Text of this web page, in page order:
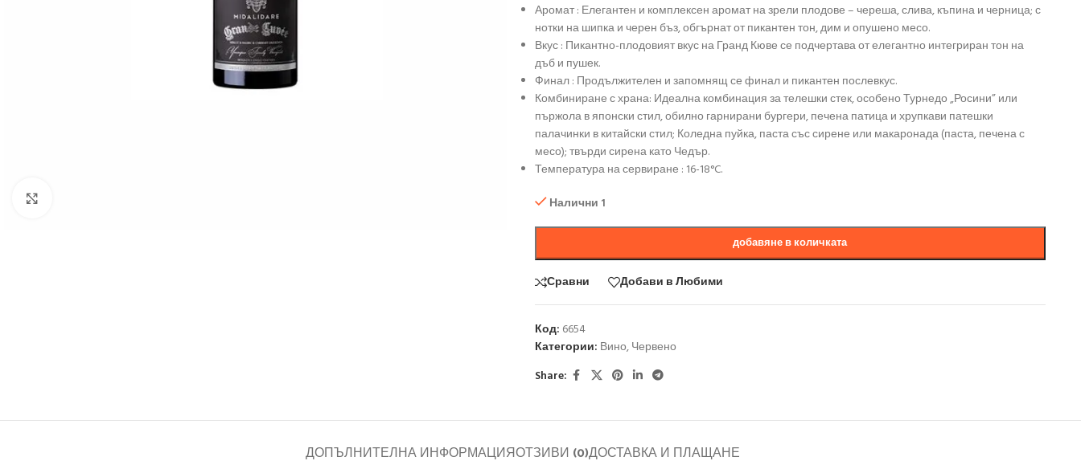
Аромат : Елегантен и комплексен аромат на зрели плодове – череша, слива, къпина и черница; с
нотки на шипка и черен бъз, обгърнат от пикантен тон, дим и опушено месо.
Вкус : Пикантно-плодовият вкус на Гранд Кюве се подчертава от елегантно интегриран тон на
дъб и пушек.
Финал : Продължителен и запомнящ се финал и пикантен послевкус.
Комбиниране с храна: Идеална комбинация за телешки стек, особено Турнедо „Росини” или
пържола в японски стил, обилно гарнирани бургери, печена патица и хрупкави патешки
палачинки в китайски стил; Коледна пуйка, паста със сирене или макаронада (паста, печена с
месо); твърди сирена като Чедър.
Температура на сервиране : 16-18°C.
Налични 1
добавяне в количката
Сравни Добави в Любими
Код: 6654
Категории: Вино,Червено
Share:
ДОПЪЛНИТЕЛНА ИНФОРМАЦИЯОТЗИВИ (0)ДОСТАВКА И ПЛАЩАНЕ